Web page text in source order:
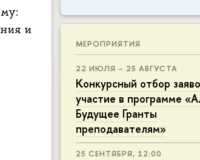
МЕРОПРИЯТИЯ
22 ИЮЛЯ – 25 АВГУСТА
Конкурсный отбор
участие в программе
Будущее Гранты
преподавателям»
25 СЕНТЯБРЯ, 12:00
и